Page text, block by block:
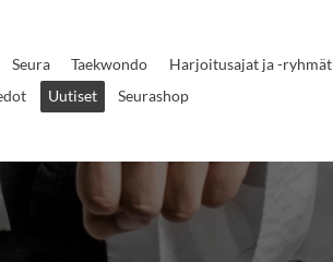
Seura Taekwondo Harjoitusajat ja -ryhmät
Uutiset Seurashop